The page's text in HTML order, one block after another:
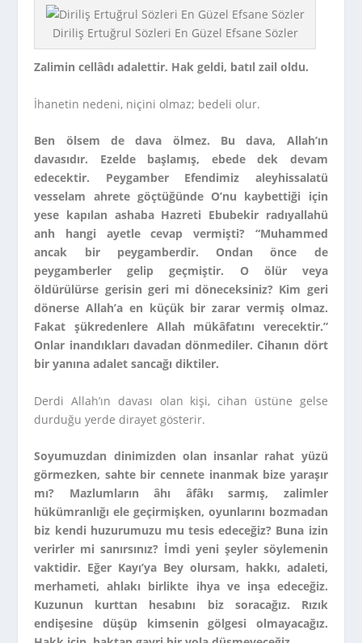
Diriliş Ertuğrul Sözleri En Güzel Efsane Sözler
Zalimin cellâdı adalettir. Hak geldi, batıl zail oldu.
İhanetin nedeni, niçini olmaz; bedeli olur.
Ben ölsem de dava ölmez. Bu dava, Allah’ın
davasıdır. Ezelde başlamış, ebede dek devam
edecektir. Peygamber Efendimiz aleyhissalatü
vesselam ahrete göçtüğünde O’nu kaybettiği için
yese kapılan ashaba Hazreti Ebubekir radıyallahü
anh hangi ayetle cevap vermişti? “Muhammed
ancak bir peygamberdir. Ondan önce de
peygamberler gelip geçmiştir. O ölür veya
öldürülürse gerisin geri mi döneceksiniz? Kim geri
dönerse Allah’a en küçük bir zarar vermiş olmaz.
Fakat şükredenlere Allah mükâfatını verecektir.”
Onlar inandıkları davadan dönmediler. Cihanın dört
bir yanına adalet sancağı diktiler.
Derdi Allah’ın davası olan kişi, cihan üstüne gelse
durduğu yerde dirayet gösterir.
Soyumuzdan dinimizden olan insanlar rahat yüzü
görmezken, sahte bir cennete inanmak bize yaraşır
mı? Mazlumların âhı âfâkı sarmış, zalimler
hükümranlığı ele geçirmişken, oyunlarını bozmadan
biz kendi huzurumuzu mu tesis edeceğiz? Buna izin
verirler mi sanırsınız? İmdi yeni şeyler söylemenin
vaktidir. Eğer Kayı’ya Bey olursam, hakkı, adaleti,
merhameti, ahlakı birlikte ihya ve inşa edeceğiz.
Kuzunun kurttan hesabını biz soracağız. Rızık
endişesine düşüp kimsenin gölgesi olmayacağız.